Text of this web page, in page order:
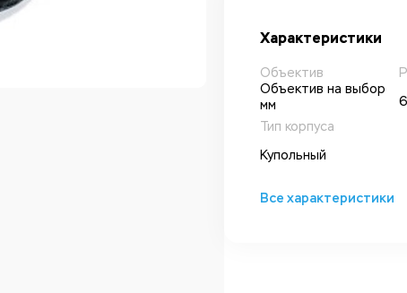
Характеристики
Объектив
Объектив на выбор
мм
Тип корпуса
Купольный
Все характеристики